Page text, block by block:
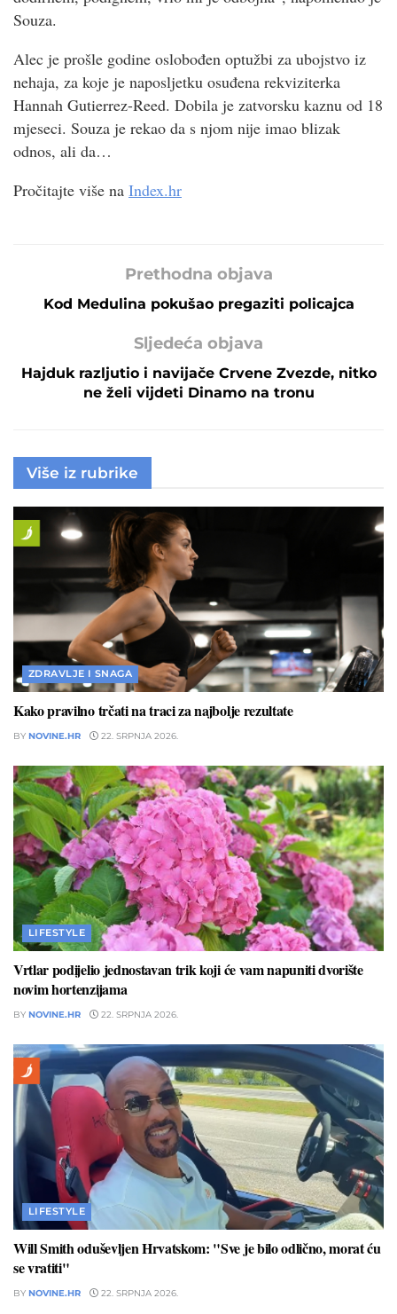
Souza.
Alec je prošle godine oslobođen optužbi za ubojstvo iz
nehaja, za koje je naposljetku osuđena rekviziterka
Hannah Gutierrez-Reed. Dobila je zatvorsku kaznu od 18
mjeseci. Souza je rekao da s njom nije imao blizak
odnos, ali da…
Pročitajte više na Index.hr
Prethodna objava
Kod Medulina pokušao pregaziti policajca
Sljedeća objava
Hajduk razljutio i navijače Crvene Zvezde, nitko
ne želi vijdeti Dinamo na tronu
Više iz rubrike
ZDRAVLJE I SNAGA
Kako pravilno trčati na traci za najbolje rezultate
BY NOVINE.HR 22. SRPNJA 2026.
LIFESTYLE
Vrtlar podijelio jednostavan trik koji će vam napuniti dvorište
novim hortenzijama
BY NOVINE.HR 22. SRPNJA 2026.
LIFESTYLE
Will Smith oduševljen Hrvatskom: "Sve je bilo odlično, morat ću
se vratiti"
BY NOVINE.HR 22. SRPNJA 2026.